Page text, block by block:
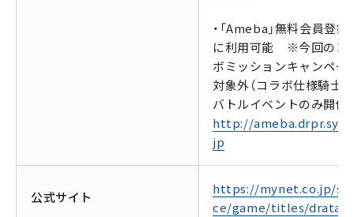
・「Ameba」無料会員登録
に利用可能 ※今回のコ
ボミッションキャンペー
対象外（コラボ仕様騎士
バトルイベントのみ開催
http://
jp
公式サイト
https://mynet.co.jp/
ce/game/titles/dratac/